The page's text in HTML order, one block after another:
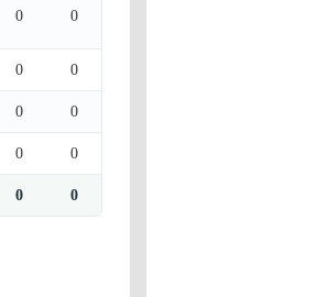
0 0
0 0
0 0
0 0
0 0